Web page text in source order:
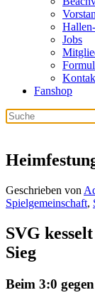
Jobs
Fanshop
Geschrieben von
Spielgemeinschaft,
SVG
Sieg
Beim 3:0